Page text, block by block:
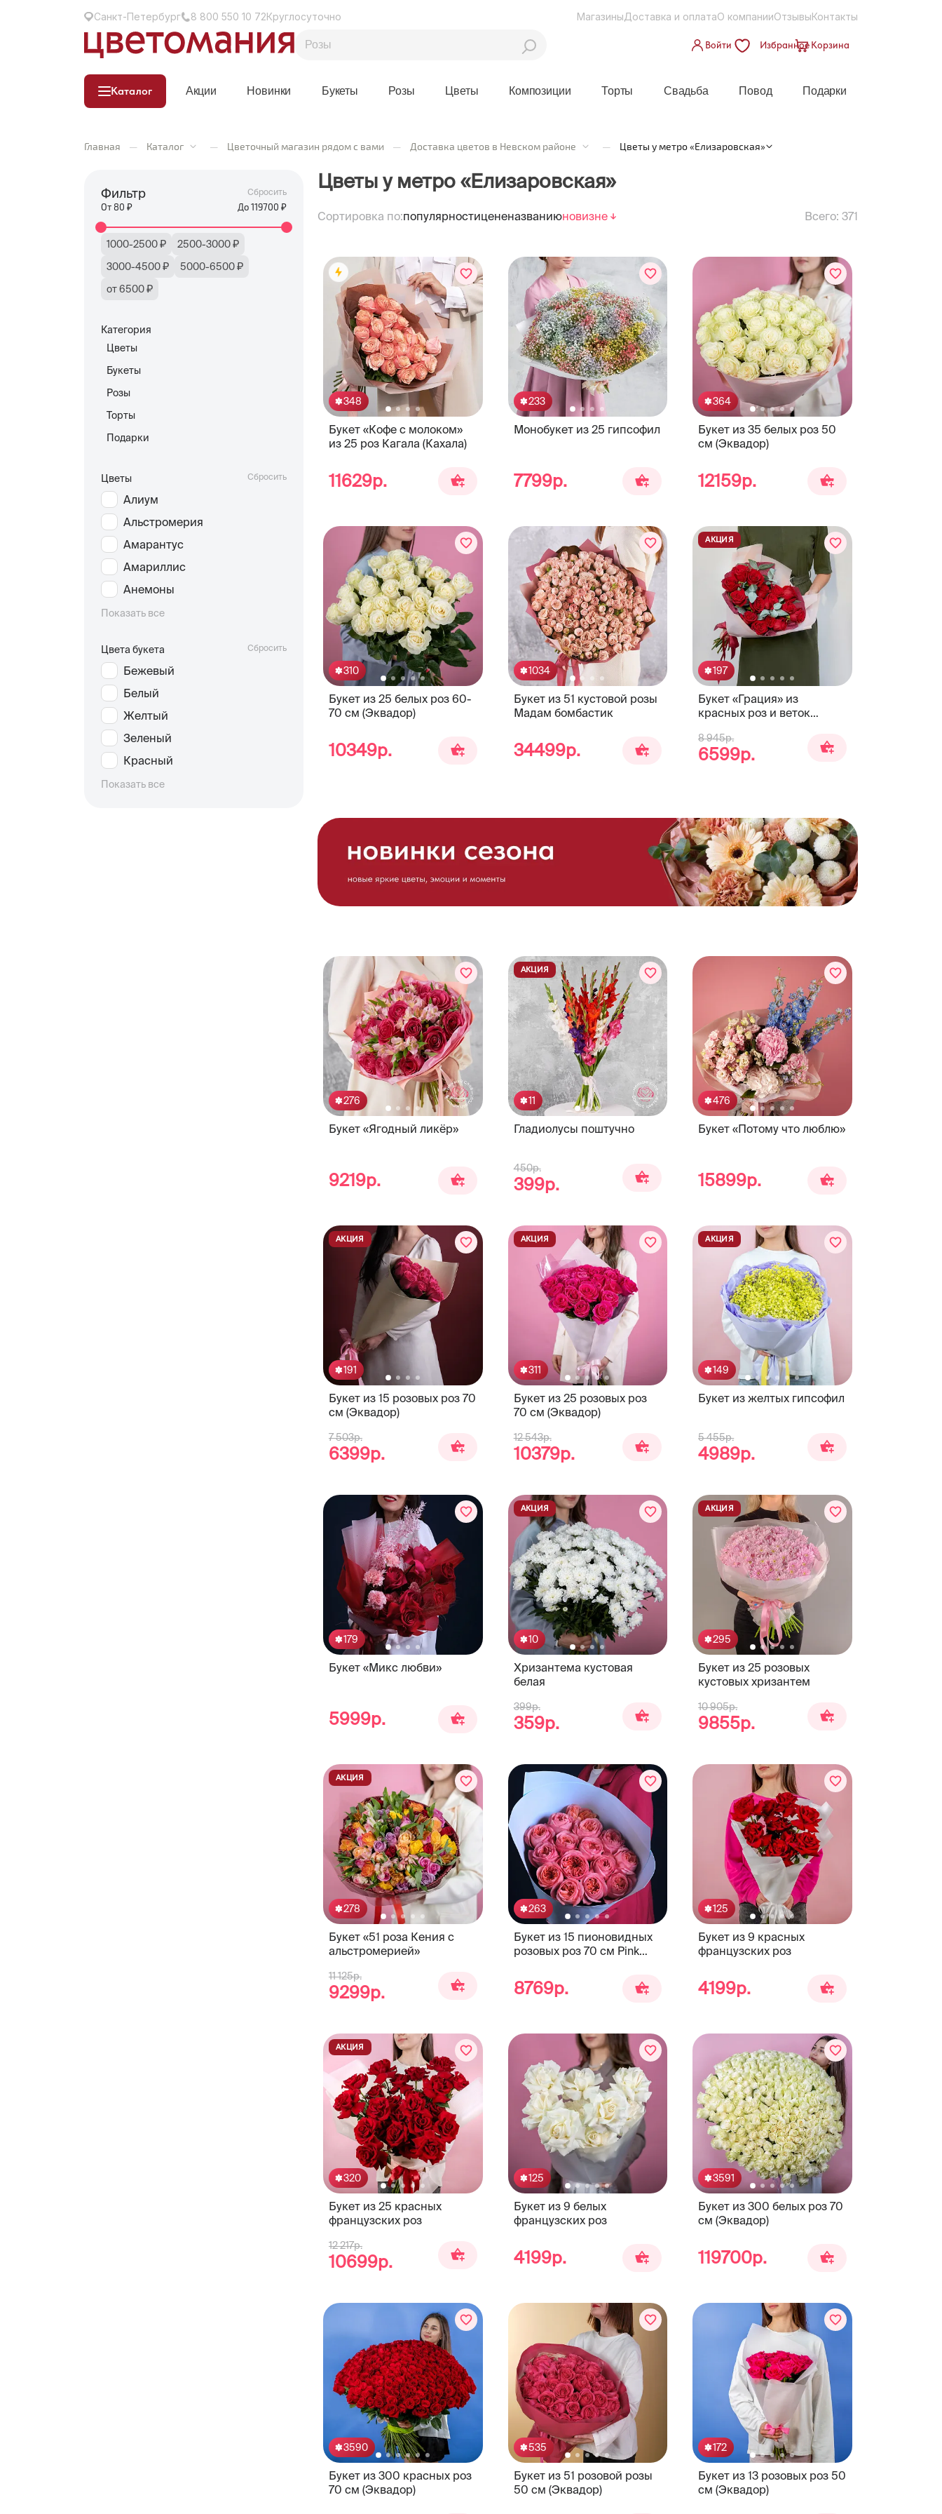
Санкт-Петербург 8 800 550 10 72Круглосуточно МагазиныДоставка и оплатаО компанииОтзывыКонтакты
Войти ИзбранноеКорзина
Каталог Акции Новинки Букеты Розы Цветы Композиции Торты Свадьба Повод Подарки
Главная — Каталог — Цветочный магазин рядом с вами — Доставка цветов в Невском районе — Цветы у метро «Елизаровская»
Фильтр Сбросить
От 80 ₽ До119700 ₽
1000-2500 ₽
2500-3000 ₽
3000-4500 ₽
5000-6500 ₽
от 6500 ₽
Категория
Цветы
Букеты
Розы
Торты
Подарки
Цветы Сбросить
Алиум
Альстромерия
Амарантус
Амариллис
Анемоны
Показать все
Цвета букета Сбросить
Бежевый
Белый
Желтый
Зеленый
Красный
Показать все
Цветы у метро «Елизаровская»
Сортировка по:популярностицененазваниюновизне Всего: 371
348
Букет «Кофе с молоком»
из 25 роз Кагала (Кахала)
11629р.
233
Монобукет из 25 гипсофил
7799р.
364
Букет из 35 белых роз 50
см (Эквадор)
12159р.
310
Букет из 25 белых роз 60-
70 см (Эквадор)
10349р.
1034
Букет из 51 кустовой розы
Мадам бомбастик
34499р.
197
Букет «Грация» из
красных роз и веток
АКЦИЯ
8 945р.
6599р.
276
Букет «Ягодный ликёр»
9219р.
11
Гладиолусы поштучно
АКЦИЯ
450р.
399р.
476
Букет «Потому что люблю»
15899р.
191
Букет из 15 розовых роз 70
см (Эквадор)
АКЦИЯ
7 503р.
6399р.
311
Букет из 25 розовых роз
70 см (Эквадор)
АКЦИЯ
12 543р.
10379р.
149
Букет из желтых гипсофил
АКЦИЯ
5 455р.
4989р.
179
Букет «Микс любви»
5999р.
10
Хризантема кустовая
белая
АКЦИЯ
399р.
359р.
295
Букет из 25 розовых
кустовых хризантем
АКЦИЯ
10 905р.
9855р.
278
Букет «51 роза Кения с
альстромерией»
АКЦИЯ
11 125р.
9299р.
263
Букет из 15 пионовидных
розовых роз 70 см Pink
8769р.
125
Букет из 9 красных
французских роз
4199р.
320
Букет из 25 красных
французских роз
АКЦИЯ
12 217р.
10699р.
125
Букет из 9 белых
французских роз
4199р.
3591
Букет из 300 белых роз 70
см (Эквадор)
119700р.
3590
Букет из 300 красных роз
70 см (Эквадор)
535
Букет из 51 розовой розы
50 см (Эквадор)
172
Букет из 13 розовых роз 50
см (Эквадор)